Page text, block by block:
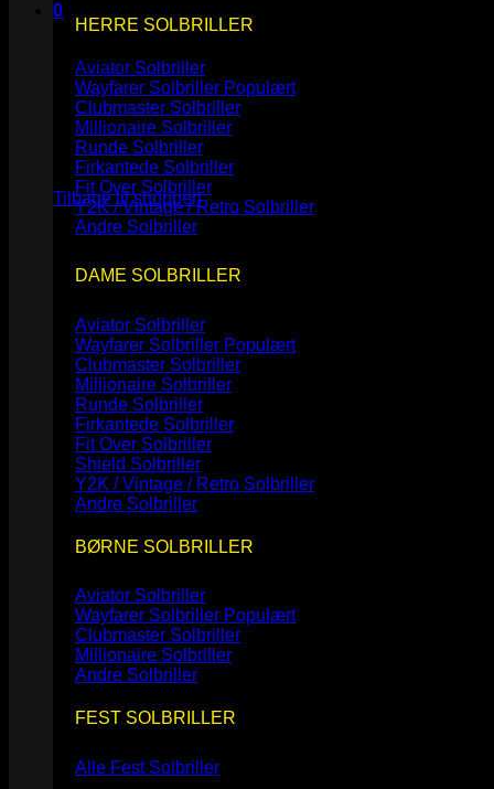
0
Kurv
Ingen varer i kurven.
Tilbage til shoppen
HERRE SOLBRILLER
Aviator Solbriller
Wayfarer Solbriller
Clubmaster Solbriller
Millionaire Solbriller
Runde Solbriller
Firkantede Solbriller
Fit Over Solbriller
Y2K / Vintage / Retro Solbriller
Andre Solbriller
DAME SOLBRILLER
Aviator Solbriller
Wayfarer Solbriller
Clubmaster Solbriller
Millionaire Solbriller
Runde Solbriller
Firkantede Solbriller
Fit Over Solbriller
Shield Solbriller
Y2K / Vintage / Retro Solbriller
Andre Solbriller
BØRNE SOLBRILLER
Aviator Solbriller
Wayfarer Solbriller
Clubmaster Solbriller
Millionaire Solbriller
Andre Solbriller
FEST SOLBRILLER
Alle Fest Solbriller